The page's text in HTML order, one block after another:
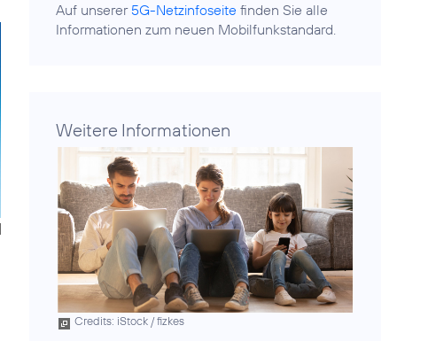
Auf unserer 5G-Netzinfoseite finden Sie alle
Informationen zum neuen Mobilfunkstandard.
Weitere Informationen
Credits: iStock / fizkes